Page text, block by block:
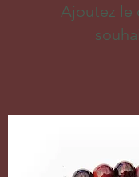
Ajoutez le